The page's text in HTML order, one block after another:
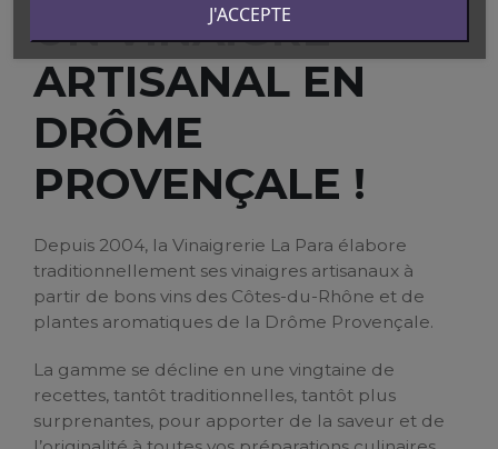
UN VINAIGRE
ARTISANAL EN
DRÔME
PROVENÇALE !
Depuis 2004, la Vinaigrerie La Para élabore
traditionnellement ses vinaigres artisanaux à
partir de bons vins des Côtes-du-Rhône et de
plantes aromatiques de la Drôme Provençale.
La gamme se décline en une vingtaine de
recettes, tantôt traditionnelles, tantôt plus
surprenantes, pour apporter de la saveur et de
J'ACCEPTE